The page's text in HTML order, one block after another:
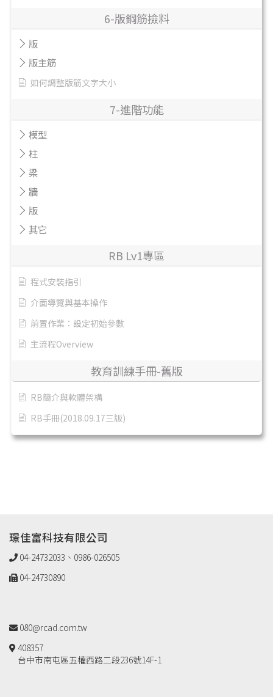
6-版鋼筋撿料
版
版主筋
如何調整版筋文字大小
7-進階功能
模型
柱
梁
牆
版
其它
RB Lv1專區
程式安裝指引
介面導覽與基本操作
前置作業：設定初始參數
主流程Overview
教育訓練手冊-舊版
RB簡介與軟體架構
RB手冊(2018.09.17三版)
璟佳富科技有限公司
04-24732033、0986-026505
04-24730890
080@rcad.com.tw
408357
台中市南屯區五權西路二段236號14F-1